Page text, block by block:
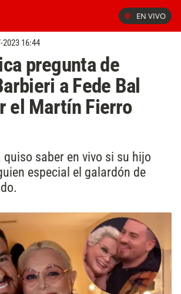
EN VIVO
2023 16:44
pregunta de
a Fede Bal
el Martín Fierro
saber en vivo si su hijo
especial el galardón de